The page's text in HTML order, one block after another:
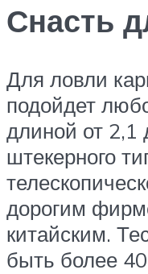
Снасть
Для ловли
подойдет
длиной от 2,1
штекерного
дорогим
китайским.
быть более 40